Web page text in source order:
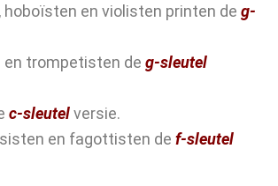
hoboïsten en violisten printen de g-
trompetisten de g-sleutel
c-sleutelversie.
en fagottisten de f-sleutel